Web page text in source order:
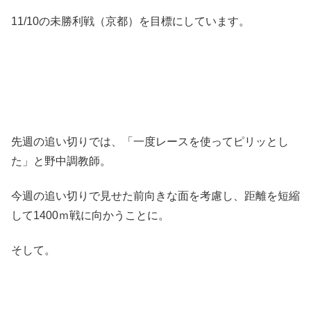
11/10の未勝利戦（京都）を目標にしています。
先週の追い切りでは、「一度レースを使ってピリッとし
た」と野中調教師。
今週の追い切りで見せた前向きな面を考慮し、距離を短縮
して1400ｍ戦に向かうことに。
そして。